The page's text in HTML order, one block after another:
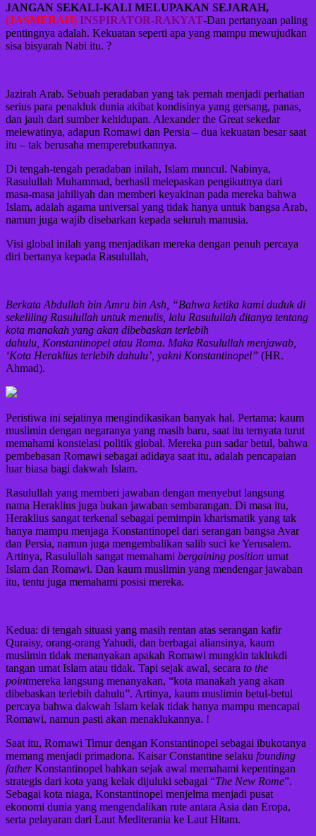
JANGAN SEKALI-KALI MELUPAKAN SEJARAH,
(JASMERAH) INSPIRATOR-RAKYAT-Dan pertanyaan paling
pentingnya adalah. Kekuatan seperti apa yang mampu mewujudkan
sisa bisyarah Nabi itu. ?
Jazirah Arab. Sebuah peradaban yang tak pernah menjadi perhatian
serius para penakluk dunia akibat kondisinya yang gersang, panas,
dan jauh dari sumber kehidupan. Alexander the Great sekedar
melewatinya, adapun Romawi dan Persia – dua kekuatan besar saat
itu – tak berusaha memperebutkannya.
Di tengah-tengah peradaban inilah, Islam muncul. Nabinya,
Rasulullah Muhammad, berhasil melepaskan pengikutnya dari
masa-masa jahiliyah dan memberi keyakinan pada mereka bahwa
Islam, adalah agama universal yang tidak hanya untuk bangsa Arab,
namun juga wajib disebarkan kepada seluruh manusia.
Visi global inilah yang menjadikan mereka dengan penuh percaya
diri bertanya kepada Rasulullah,
Berkata Abdullah bin Amru bin Ash, “Bahwa ketika kami duduk di
sekeliling Rasulullah untuk menulis, lalu Rasulullah ditanya tentang
kota manakah yang akan dibebaskan terlebih
dahulu, Konstantinopel atau Roma. Maka Rasulullah menjawab,
‘Kota Heraklius terlebih dahulu’, yakni Konstantinopel” (HR.
Ahmad).
Peristiwa ini sejatinya mengindikasikan banyak hal. Pertama: kaum
muslimin dengan negaranya yang masih baru, saat itu ternyata turut
memahami konstelasi politik global. Mereka pun sadar betul, bahwa
pembebasan Romawi sebagai adidaya saat itu, adalah pencapaian
luar biasa bagi dakwah Islam.
Rasulullah yang memberi jawaban dengan menyebut langsung
nama Heraklius juga bukan jawaban sembarangan. Di masa itu,
Heraklius sangat terkenal sebagai pemimpin kharismatik yang tak
hanya mampu menjaga Konstantinopel dari serangan bangsa Avar
dan Persia, namun juga mengembalikan salib suci ke Yerusalem.
Artinya, Rasulullah sangat memahami bergaining position umat
Islam dan Romawi. Dan kaum muslimin yang mendengar jawaban
itu, tentu juga memahami posisi mereka.
Kedua: di tengah situasi yang masih rentan atas serangan kafir
Quraisy, orang-orang Yahudi, dan berbagai aliansinya, kaum
muslimin tidak menanyakan apakah Romawi mungkin taklukdi
tangan umat Islam atau tidak. Tapi sejak awal, secara to the
pointmereka langsung menanyakan, “kota manakah yang akan
dibebaskan terlebih dahulu”. Artinya, kaum muslimin betul-betul
percaya bahwa dakwah Islam kelak tidak hanya mampu mencapai
Romawi, namun pasti akan menaklukannya. !
Saat itu, Romawi Timur dengan Konstantinopel sebagai ibukotanya
memang menjadi primadona. Kaisar Constantine selaku founding
fatherKonstantinopel bahkan sejak awal memahami kepentingan
strategis dari kota yang kelak dijuluki sebagai “The New Rome”.
Sebagai kota niaga, Konstantinopel menjelma menjadi pusat
ekonomi dunia yang mengendalikan rute antara Asia dan Eropa,
serta pelayaran dari Laut Mediterania ke Laut Hitam.